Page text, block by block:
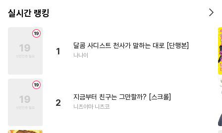
실시간 랭킹
1
달콤 사디스트 천사가 말하는 대로 [단행본]
나나이
2
지금부터 친구는 그만할까? [스크롤]
니츠야마 니츠코